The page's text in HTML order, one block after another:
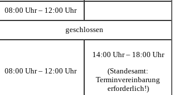
08:00 Uhr – 12:00 Uhr
geschlossen
08:00 Uhr – 12:00 Uhr
14:00 Uhr – 18:00 Uhr
(Standesamt:
Terminvereinbarung
erforderlich!)